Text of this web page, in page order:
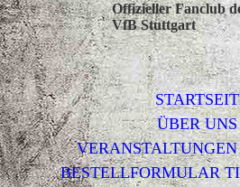
Offizieller Fanclub
VfB Stuttgart
ÜBER UNS
BESTELLFORMULAR